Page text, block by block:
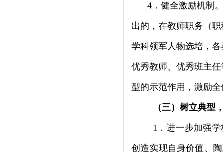
4 ．健全激励机制
出的，在教师职务（
学科领军人物选培，
优秀教师、优秀班主
型的示范作用，激励
（三）树立典型
1 ．进一步加强
创造实现自身价值、